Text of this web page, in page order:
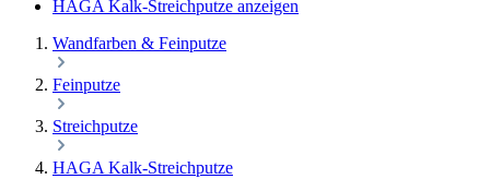
HAGA Kalk-Streichputze anzeigen
Wandfarben & Feinputze
Feinputze
Streichputze
HAGA Kalk-Streichputze